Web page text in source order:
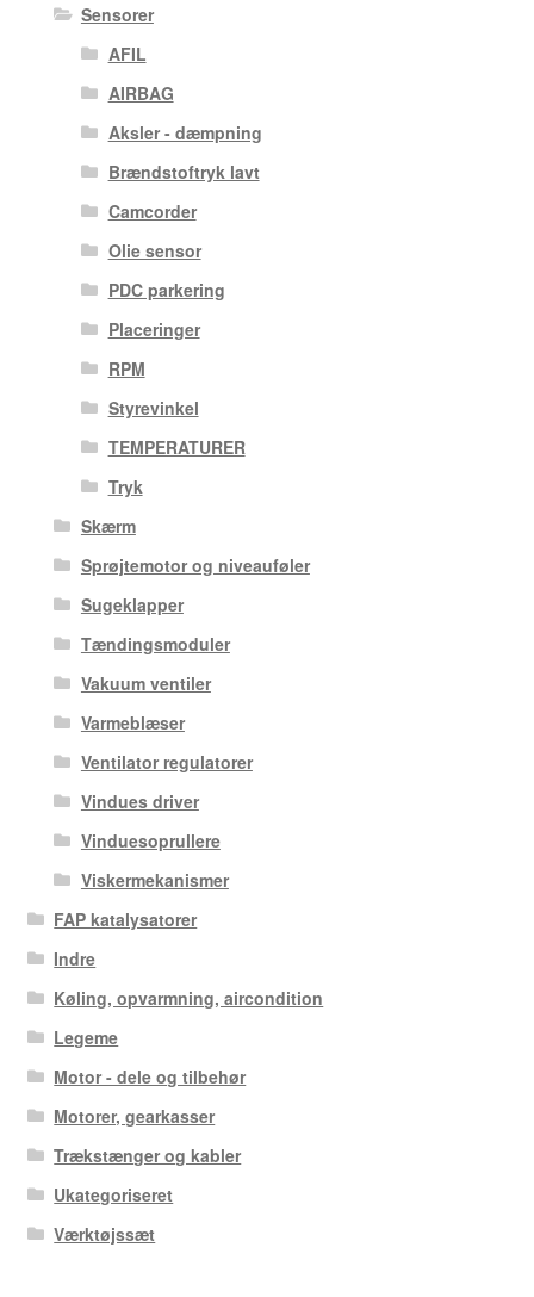
Sensorer
AFIL
AIRBAG
Aksler - dæmpning
Brændstoftryk lavt
Camcorder
Olie sensor
PDC parkering
Placeringer
RPM
Styrevinkel
TEMPERATURER
Tryk
Skærm
Sprøjtemotor og niveauføler
Sugeklapper
Tændingsmoduler
Vakuum ventiler
Varmeblæser
Ventilator regulatorer
Vindues driver
Vinduesoprullere
Viskermekanismer
FAP katalysatorer
Indre
Køling, opvarmning, aircondition
Legeme
Motor - dele og tilbehør
Motorer, gearkasser
Trækstænger og kabler
Ukategoriseret
Værktøjssæt